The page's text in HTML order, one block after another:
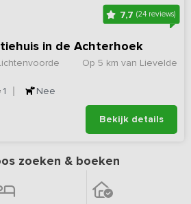
7,7(24 reviews)
in de Achterhoek
Op 5 km van Lievelde
1 Nee
Bekijk details
zoeken & boeken